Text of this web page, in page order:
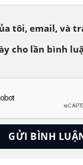
tôi, email, và
cho lần bình